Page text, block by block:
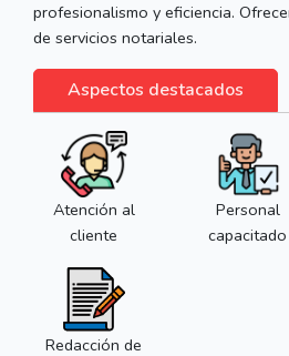
profesionalismo y eficiencia.
de servicios notariales.
Aspectos destacados
Atención al
cliente
Personal
capacitado
Redacción de